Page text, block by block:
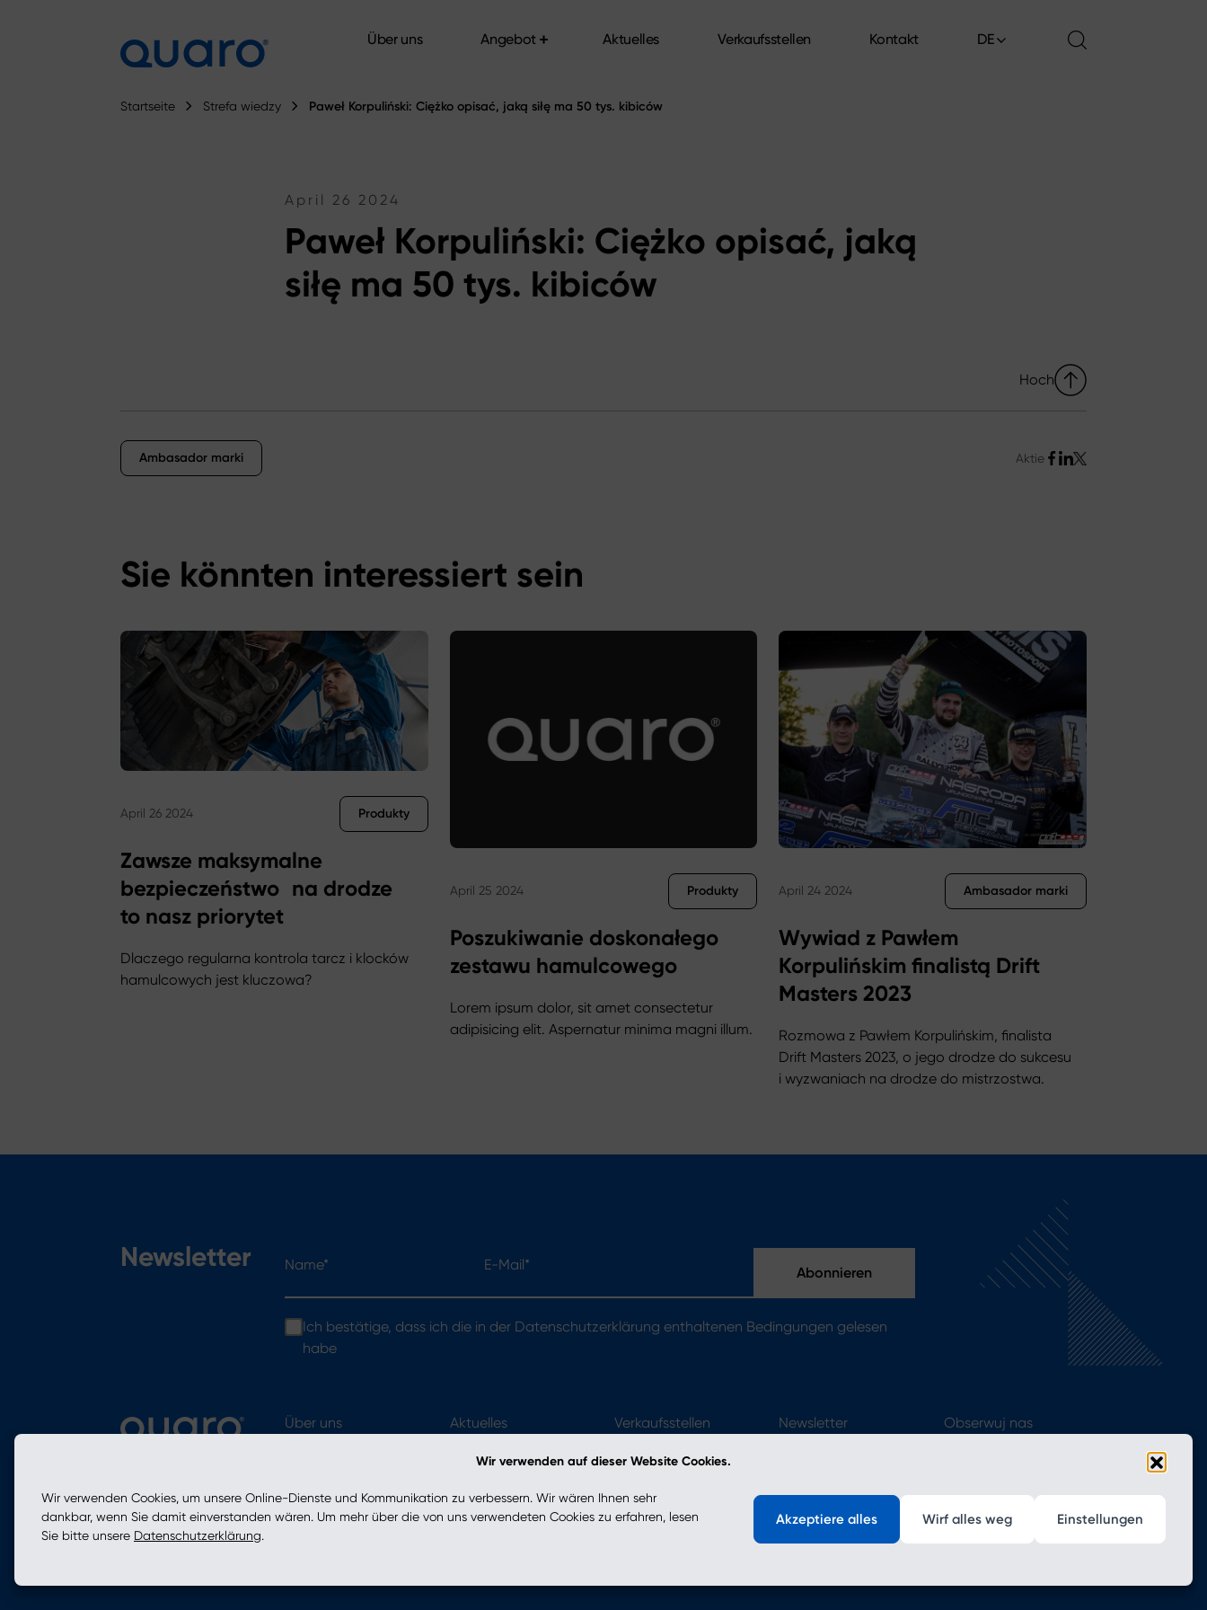
Wir verwenden auf dieser Website Cookies.
Wir verwenden Cookies, um unsere Online-Dienste und Kommunikation zu verbessern. Wir wären Ihnen sehr
dankbar, wenn Sie damit einverstanden wären. Um mehr über die von uns verwendeten Cookies zu erfahren, lesen
Sie bitte unsere Datenschutzerklärung.
Akzeptiere alles Wirf alles weg Einstellungen
Über uns
Angebot
Aktuelles
Verkaufsstellen
Kontakt
DE
Startseite Strefa wiedzy Paweł Korpuliński: Ciężko opisać, jaką siłę ma 50 tys. kibiców
April 26 2024
Paweł Korpuliński: Ciężko opisać, jaką
siłę ma 50 tys. kibiców
Hoch
Ambasador marki Aktie
Sie könnten interessiert sein
April 26 2024 Produkty
Zawsze maksymalne
bezpieczeństwo na drodze
to nasz priorytet
Dlaczego regularna kontrola tarcz i klocków
hamulcowych jest kluczowa?
Zum Posten gehen Zawsze maksymalne bezpieczeństwo na drodze to nasz priorytet
April 25 2024 Produkty
Poszukiwanie doskonałego
zestawu hamulcowego
Lorem ipsum dolor, sit amet consectetur
adipisicing elit. Aspernatur minima magni illum.
Zum Posten gehen Poszukiwanie doskonałego zestawu hamulcowego
April 24 2024 Ambasador marki
Wywiad z Pawłem
Korpulińskim finalistą Drift
Masters 2023
Rozmowa z Pawłem Korpulińskim, finalista
Drift Masters 2023, o jego drodze do sukcesu
i wyzwaniach na drodze do mistrzostwa.
Newsletter
Ich bestätige, dass ich die in der Datenschutzerklärung enthaltenen Bedingungen gelesen
habe
Über uns
Aktuelles
Verkaufsstellen
Newsletter Obserwuj nas